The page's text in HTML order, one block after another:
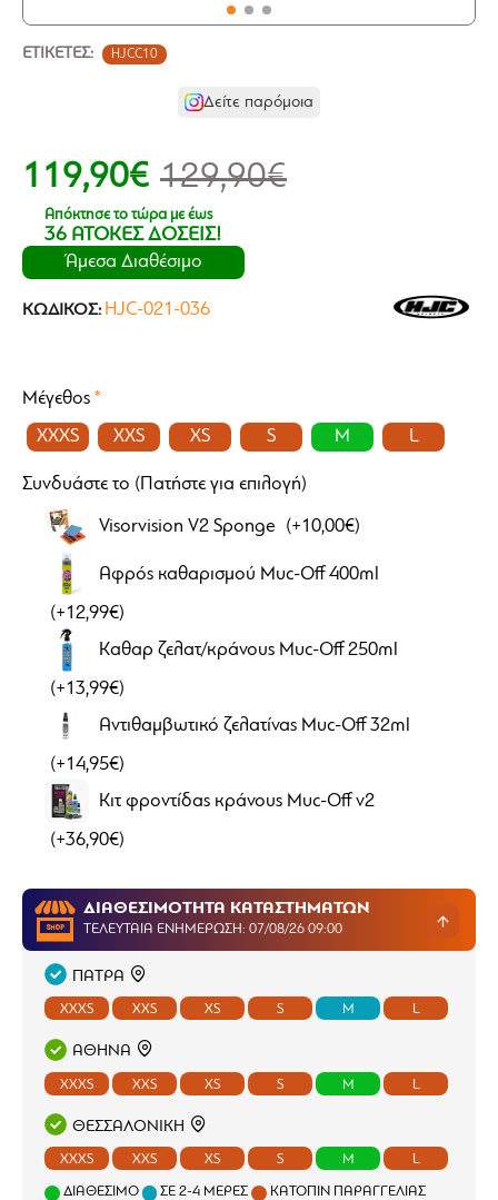
ΕΤΙΚΈΤΕΣ: HJCC10
Δείτε παρόμοια
119,90€ 129,90€
Απόκτησε το τώρα με έως
36 ΑΤΟΚΕΣ ΔΟΣΕΙΣ!
Άμεσα Διαθέσιμο
ΚΩΔΙΚΌΣ: HJC-021-036
Μέγεθος
XXXS
XXS XS S M L
Συνδυάστε το (Πατήστε για επιλογή)
Visorvision V2 Sponge (+10,00€)
Αφρός καθαρισμού Muc-Off 400ml
(+12,99€)
Καθαρ ζελατ/κράνους Muc-Off 250ml
(+13,99€)
Αντιθαμβωτικό ζελατίνας Muc-Off 32ml
(+14,95€)
Κιτ φροντίδας κράνους Muc-Off v2
(+36,90€)
ΔΙΑΘΕΣΙΜΟΤΗΤΑ ΚΑΤΑΣΤΗΜΑΤΩΝ
ΤΕΛΕΥΤΑΊΑ ΕΝΗΜΈΡΩΣΗ: 07/08/26 09:00
ΠΑΤΡΑ
XXXS XXS XS S M L
ΑΘΗΝΑ
XXXS XXS XS S M L
ΘΕΣΣΑΛΟΝΙΚΗ
XXXS XXS XS S M L
ΔΙΑΘΈΣΙΜΟ ΣΕ 2-4 ΜΈΡΕΣ ΚΑΤΌΠΙΝ ΠΑΡΑΓΓΕΛΊΑΣ